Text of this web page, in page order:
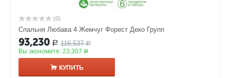
(0)
Спальня Любава 4 Жемчуг Форест Деко Групп
93,230 Р 116,537 Р
Вы экономите: 23,307 Р
КУПИТЬ